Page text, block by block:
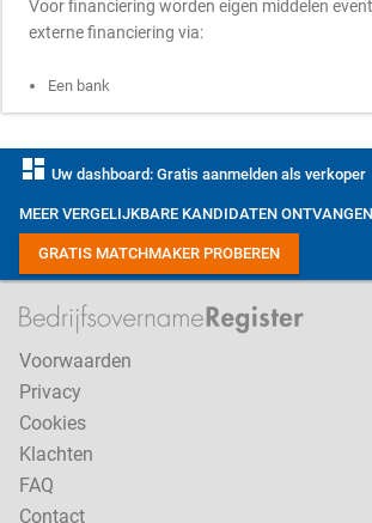
Voor financiering worden eigen middelen
externe financiering via:
Een bank
dashboard Uw dashboard: Gratis aanmelden als verkoper
MEER VERGELIJKBARE KANDIDATEN
GRATIS MATCHMAKER PROBEREN
Voorwaarden
Privacy
Cookies
Klachten
FAQ
Contact